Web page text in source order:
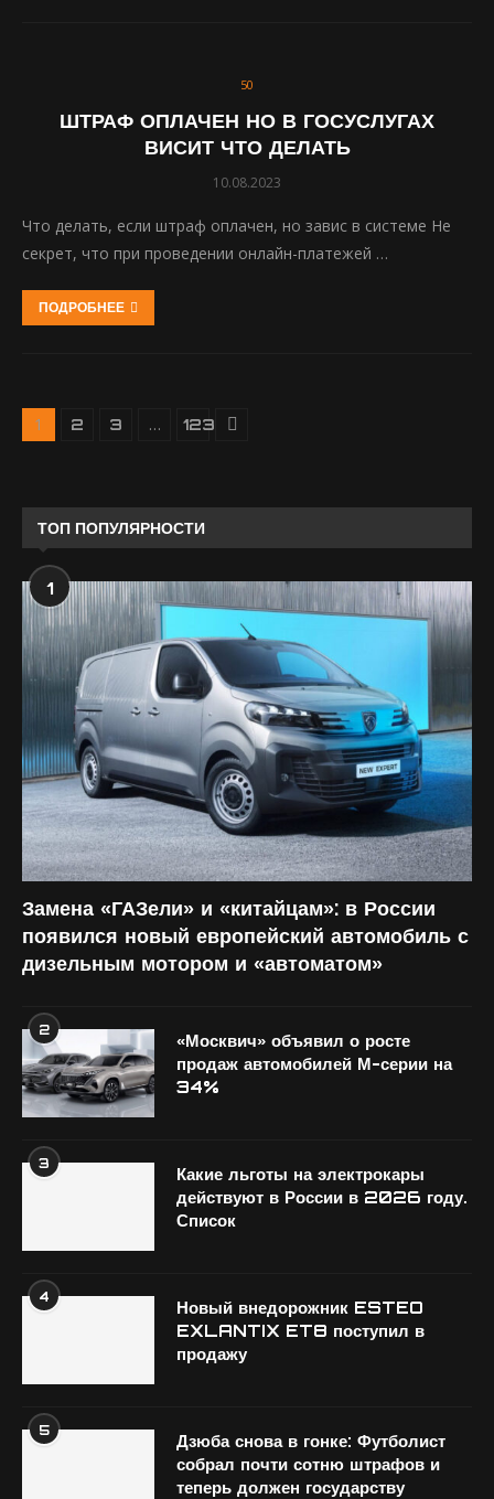
50
ШТРАФ ОПЛАЧЕН НО В ГОСУСЛУГАХ
ВИСИТ ЧТО ДЕЛАТЬ
10.08.2023
Что делать, если штраф оплачен, но завис в системе Не
секрет, что при проведении онлайн-платежей …
ПОДРОБНЕЕ
1 2 3 … 123
ТОП ПОПУЛЯРНОСТИ
1
Замена «ГАЗели» и «китайцам»: в России
появился новый европейский автомобиль с
дизельным мотором и «автоматом»
2
«Москвич» объявил о росте
продаж автомобилей М-серии на
34%
3
Какие льготы на электрокары
действуют в России в 2026 году.
Список
4
Новый внедорожник ESTEO
EXLANTIX ET8 поступил в
продажу
5
Дзюба снова в гонке: Футболист
собрал почти сотню штрафов и
теперь должен государству